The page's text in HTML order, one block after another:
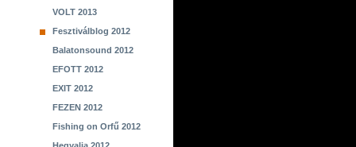
VOLT 2013
Fesztiválblog 2012
Balatonsound 2012
EFOTT 2012
EXIT 2012
FEZEN 2012
Fishing on Orfű 2012